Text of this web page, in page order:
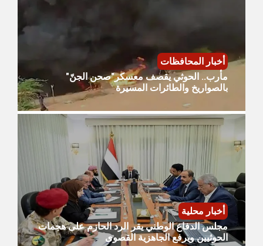
أخبار المحافظات
مأرب.. الحوثي يقصف معسكر"صحن الجنّ"
بالصواريخ والطائرات المسيرة
أخبار محلية
مجلس الدفاع الوطني يقر الرد الحازم على هجمات
الحوثيين ويرفع الجاهزية القصوى